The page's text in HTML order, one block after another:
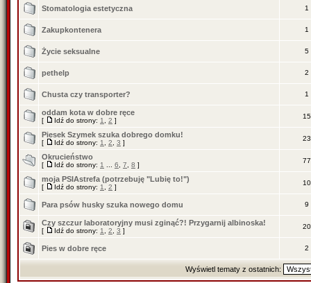
Stomatologia estetyczna 1
Zakupkontenera 1
Życie seksualne 5
pethelp 2
Chusta czy transporter? 1
oddam kota w dobre ręce
[ Idź do strony: 1 2 ]
15
Piesek Szymek szuka dobrego domku!
[ Idź do strony: 1 2 3 ]
23
Okrucieństwo
[ Idź do strony: 1 6 7 8 ]
77
moja PSIAstrefa (potrzebuję "Lubię to!")
[ Idź do strony: 1 2 ]
10
Para psów husky szuka nowego domu 9
Czy szczur laboratoryjny musi zginąć?! Przygarnij albinoska!
[ Idź do strony: 1 2 3 ]
20
Pies w dobre ręce 2
Wyświetl tematy z ostatnich: